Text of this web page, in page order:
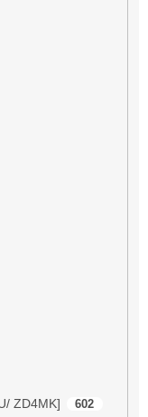
ZD4MK] 602